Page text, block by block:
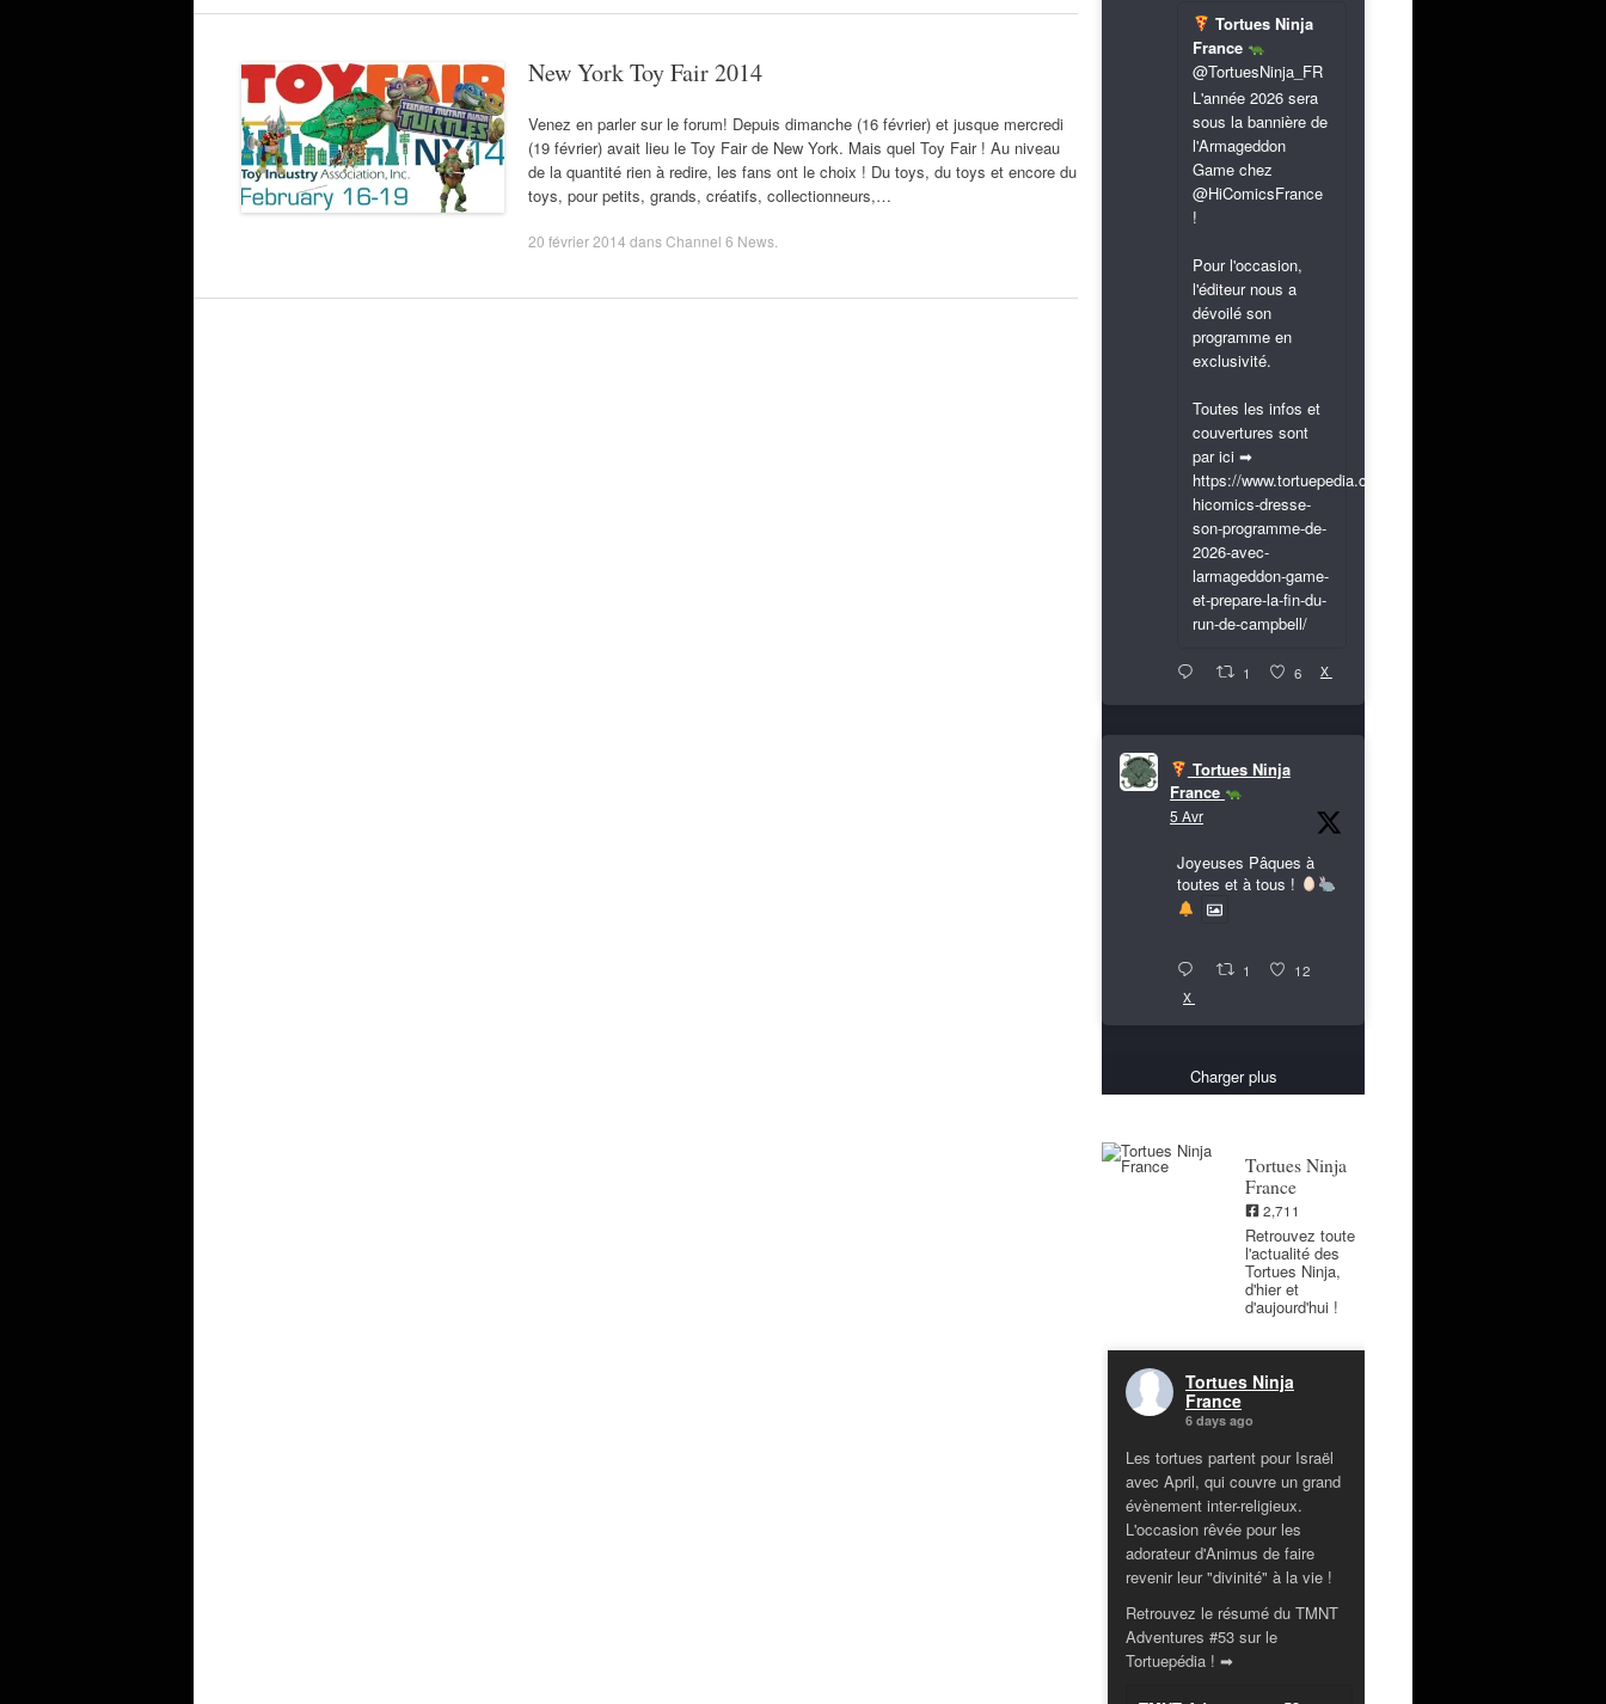
New York Toy Fair 2014
Venez en parler sur le forum! Depuis dimanche (16 février) et jusque mercredi
(19 février) avait lieu le Toy Fair de New York. Mais quel Toy Fair ! Au niveau
de la quantité rien à redire, les fans ont le choix ! Du toys, du toys et encore du
toys, pour petits, grands, créatifs, collectionneurs,…
20 février 2014 dansChannel 6 News
Tortues Ninja
France
@TortuesNinja_FR
L'année 2026 sera
sous la bannière de
l'Armageddon
Game chez
@HiComicsFrance
!
Pour l'occasion,
l'éditeur nous a
dévoilé son
programme en
exclusivité.
Toutes les infos et
couvertures sont
par ici ➡
https://www.tortuepedia.com/2026/03/31/exclusif-
hicomics-dresse-
son-programme-de-
2026-avec-
larmageddon-game-
et-prepare-la-fin-du-
run-de-campbell/
1 6 X
Tortues Ninja
France
5 Avr
Joyeuses Pâques à
toutes et à tous !
1 12
X
Charger plus
Tortues Ninja
France
2,711
Retrouvez toute
l'actualité des
Tortues Ninja,
d'hier et
d'aujourd'hui !
Tortues Ninja
France
6 days ago
Les tortues partent pour Israël
avec April, qui couvre un grand
évènement inter-religieux.
L'occasion rêvée pour les
adorateur d'Animus de faire
revenir leur "divinité" à la vie !
Retrouvez le résumé du TMNT
Adventures #53 sur le
Tortuepédia ! ➡